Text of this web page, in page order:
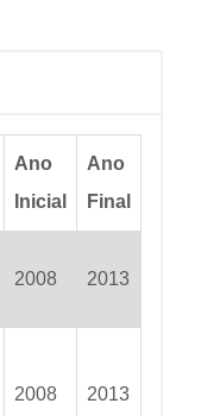
Ano
Inicial
Ano
Final
2008 2013
2008 2013